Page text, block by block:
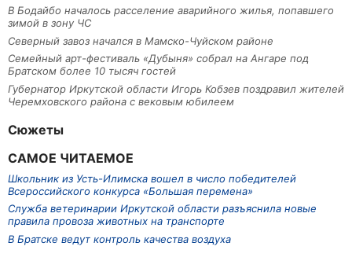
В Бодайбо началось расселение аварийного жилья, попавшего
зимой в зону ЧС
Северный завоз начался в Мамско-Чуйском районе
Семейный арт-фестиваль «Дубыня» собрал на Ангаре под
Братском более 10 тысяч гостей
Губернатор Иркутской области Игорь Кобзев поздравил жителей
Черемховского района с вековым юбилеем
Сюжеты
САМОЕ ЧИТАЕМОЕ
Школьник из Усть-Илимска вошел в число победителей
Всероссийского конкурса «Большая перемена»
Служба ветеринарии Иркутской области разъяснила новые
правила провоза животных на транспорте
В Братске ведут контроль качества воздуха